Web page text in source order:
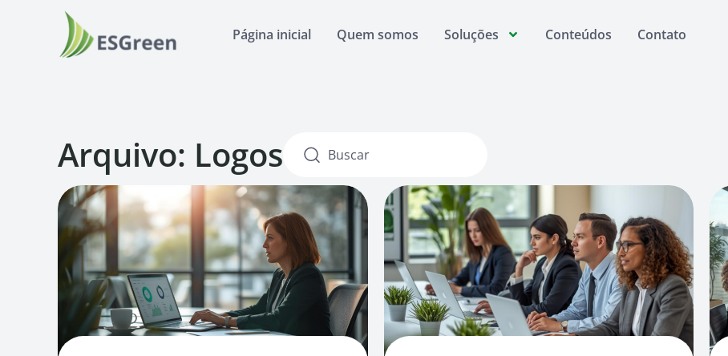
Página inicial Quem somos Soluções Conteúdos Contato
Arquivo: Logos